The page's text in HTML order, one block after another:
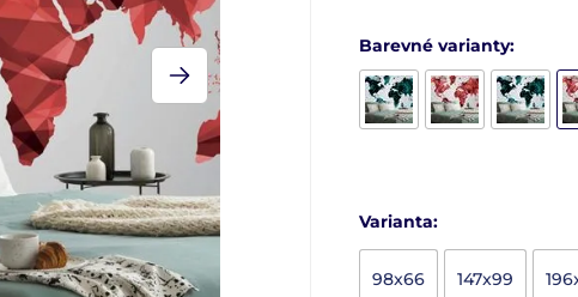
Barevné varianty:
Varianta:
98x66 147x99